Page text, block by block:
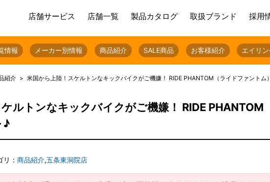
店舗サービス 店舗一覧 製品カタログ 取扱ブランド 採用
情報 メーカー別情報 商品紹介 SALE商品 お客様紹介 エイリ
紹介 米国から上陸！スケルトンなキックバイクがご機嫌！ RIDE PHANTOM（ライドファントム
ルトンなキックバイクがご機嫌！ RIDE PHANTOM
♪
リ： 商品紹介,五条東洞院店